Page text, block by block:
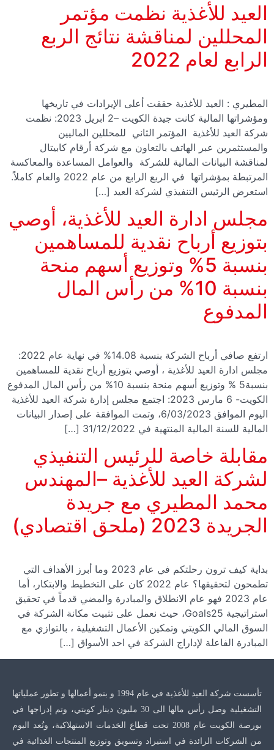
العيد للأغذية نظمت مؤتمر
المحللين لمناقشة نتائج الربع
الرابع لعام 2022
المطيري : العيد للأغذية حققت أعلى الإيرادات في تاريخها
ومؤشراتها المالية كانت جيدة الكويت –2 ابريل 2023: نظمت
شركة العيد للأغذية المؤتمر الثاني للمحللين الماليين
والمستثمرين عبر الهاتف بالتعاون مع شركة أرقام كابيتال
لمناقشة البيانات المالية للشركة والعوامل المساعدة والمعاكسة
المرتبطة بمؤشراتها في الربع الرابع من عام 2022 والعام كاملاً.
استعرض الرئيس التنفيذي لشركة العيد […]
مجلس ادارة العيد للأغذية، أوصي
بتوزيع أرباح نقدية للمساهمين
بنسبة 5% وتوزيع أسهم منحة
بنسبة 10% من رأس المال
المدفوع
ارتفع صافي أرباح الشركة بنسبة 14.08% في نهاية عام 2022:
مجلس ادارة العيد للأغذية ، أوصي بتوزيع أرباح نقدية للمساهمين
بنسبة5 % وتوزيع أسهم منحة بنسبة 10% من رأس المال المدفوع
الكويت- 6 مارس 2023: اجتمع مجلس إدارة شركة العيد للأغذية
اليوم الموافق 6/03/2023، وتمت الموافقة على إصدار البيانات
المالية للسنة المالية المنتهية في 31/12/2022 […]
مقابلة خاصة للرئيس التنفيذي
لشركة العيد للأغذية –المهندس
محمد المطيري مع جريدة
الجريدة 2023 (ملحق اقتصادي)
بداية كيف ترون رحلتكم في عام 2023 وما أبرز الأهداف التي
تطمحون لتحقيقها؟ عام 2022 كان على التخطيط والابتكار، أما
عام 2023 فهو عام الانطلاق والمبادرة والمضي قدماً في تحقيق
استراتيجية Goals25، حيث نعمل على تثبيت مكانة الشركة في
السوق المالي الكويتي وتمكين الأعمال التشغيلية ، بالتوازي مع
المبادرة الفاعلة لإداراج الشركة في احد الأسواق […]
تأسست شركة العيد للأغذية في عام 1994 و بنمو أعمالها و تطور عملياتها
التشغيلية وصل رأس مالها الى 30 مليون دينار كويتي، وتم إدراجها في
بورصة الكويت عام 2008 تحت قطاع الخدمات الاستهلاكية، وتُعد اليوم
من الشركات الرائدة في استيراد وتسويق وتوزيع المنتجات الغذائية في